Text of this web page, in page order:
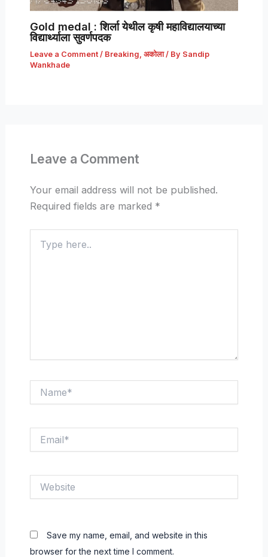
Gold medal : शिर्ला येथील कृषी महाविद्यालयाच्या
विद्यार्थ्याला सुवर्णपदक
Leave a Comment / Breaking अकोला/ By Sandip
Wankhade
Leave a Comment
Your email address will not be published.
Required fields are marked *
here..
Save my name, email, and website in this
browser for the next time I comment.